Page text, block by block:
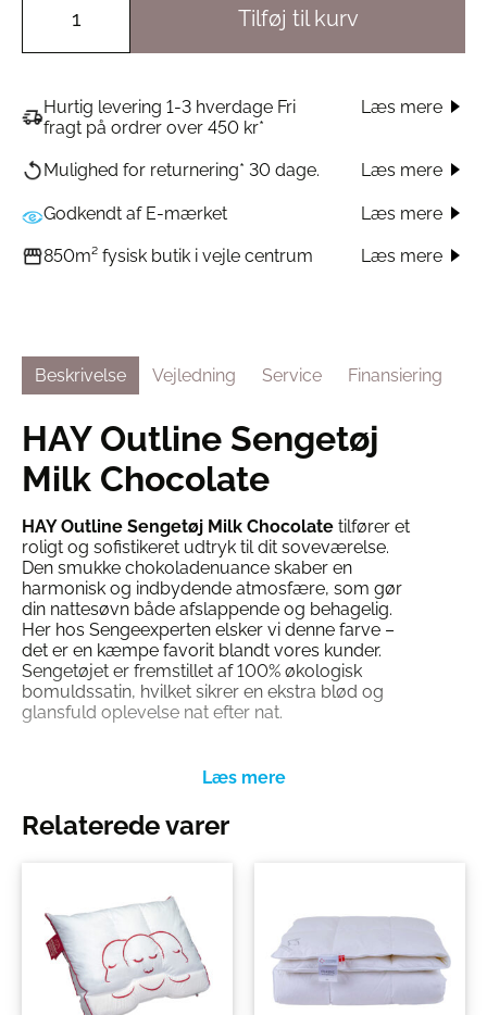
Tilføj til kurv
Hurtig levering 1-3 hverdage Fri
fragt på ordrer over 450 kr*
Læs mere
Mulighed for returnering* 30 dage. Læs mere
Godkendt af E-mærket Læs mere
850m² fysisk butik i vejle centrum Læs mere
Beskrivelse Vejledning Service Finansiering
HAY Outline Sengetøj
Milk Chocolate
HAY Outline Sengetøj Milk Chocolate tilfører et
roligt og sofistikeret udtryk til dit soveværelse.
Den smukke chokoladenuance skaber en
harmonisk og indbydende atmosfære, som gør
din nattesøvn både afslappende og behagelig.
Her hos Sengeexperten elsker vi denne farve –
det er en kæmpe favorit blandt vores kunder.
Sengetøjet er fremstillet af 100% økologisk
bomuldssatin, hvilket sikrer en ekstra blød og
glansfuld oplevelse nat efter nat.
HAY Outline Sengetøj
HAY Outline Sengetøj er lavet af
bomuldssatin, der ikke blot er bæredygtigt, men
glansfulde overflade, hvilket gør det til et oplagt
valg for dig, der værdsætter både komfort og
elegance.
Funktionelt og Stilrent Design
Relaterede varer